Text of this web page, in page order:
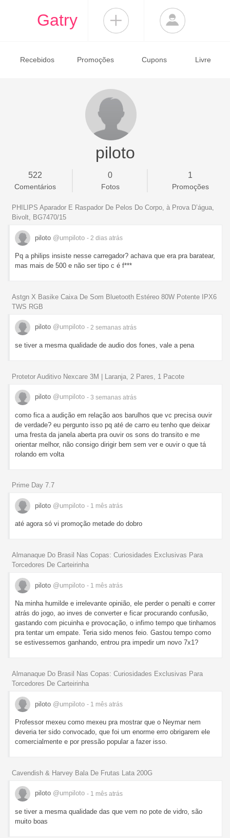
Gatry
Recebidos Promoções Cupons Livre
piloto
522
Comentários
0
Fotos
1
Promoções
PHILIPS Aparador E Raspador De Pelos Do Corpo, à Prova D’água,
Bivolt, BG7470/15
piloto @umpiloto - 2 dias atrás
Pq a philips insiste nesse carregador? achava que era pra baratear,
mas mais de 500 e não ser tipo c é f***
Astgn X Basike Caixa De Som Bluetooth Estéreo 80W Potente IPX6
TWS RGB
piloto @umpiloto - 2 semanas atrás
se tiver a mesma qualidade de audio dos fones, vale a pena
Protetor Auditivo Nexcare 3M | Laranja, 2 Pares, 1 Pacote
piloto @umpiloto - 3 semanas atrás
como fica a audição em relação aos barulhos que vc precisa ouvir
de verdade? eu pergunto isso pq até de carro eu tenho que deixar
uma fresta da janela aberta pra ouvir os sons do transito e me
orientar melhor, não consigo dirigir bem sem ver e ouvir o que tá
rolando em volta
Prime Day 7.7
piloto @umpiloto - 1 mês atrás
até agora só vi promoção metade do dobro
Almanaque Do Brasil Nas Copas: Curiosidades Exclusivas Para
Torcedores De Carteirinha
piloto @umpiloto - 1 mês atrás
Na minha humilde e irrelevante opinião, ele perder o penalti e correr
atrás do jogo, ao inves de converter e ficar procurando confusão,
gastando com picuinha e provocação, o infimo tempo que tinhamos
pra tentar um empate. Teria sido menos feio. Gastou tempo como
se estivessemos ganhando, entrou pra impedir um novo 7x1?
Almanaque Do Brasil Nas Copas: Curiosidades Exclusivas Para
Torcedores De Carteirinha
piloto @umpiloto - 1 mês atrás
Professor mexeu como mexeu pra mostrar que o Neymar nem
deveria ter sido convocado, que foi um enorme erro obrigarem ele
comercialmente e por pressão popular a fazer isso.
Cavendish & Harvey Bala De Frutas Lata 200G
piloto @umpiloto - 1 mês atrás
se tiver a mesma qualidade das que vem no pote de vidro, são
muito boas